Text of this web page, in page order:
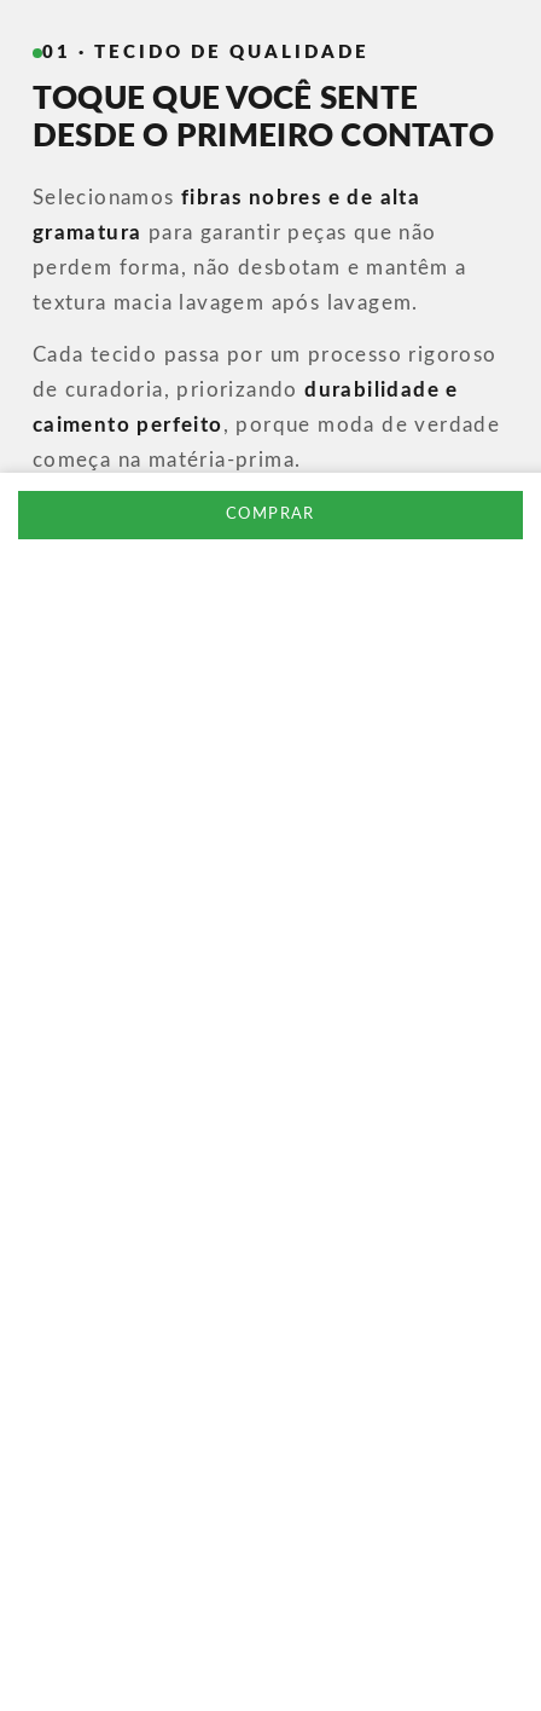
COMPRAR
01 · TECIDO DE QUALIDADE
TOQUE QUE VOCÊ SENTE
DESDE O PRIMEIRO CONTATO
Selecionamosfibras nobres e de alta
gramatura para garantir peças que não
perdem forma, não desbotam e mantêm a
textura macia lavagem após lavagem.
Cada tecido passa por um processo rigoroso
de curadoria, priorizandodurabilidade e
caimento perfeito, porque moda de verdade
começa na matéria-prima.